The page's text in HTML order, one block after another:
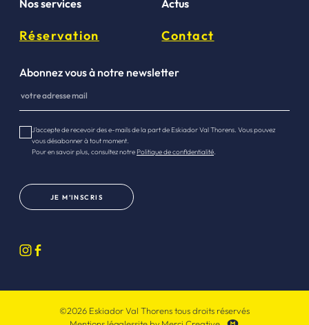
Nos services
Actus
Réservation Contact
Abonnez vous à notre newsletter
JE M’INSCRIS
J’accepte de recevoir des e-mails de la part de Eskiador Val Thorens. Vous pouvez
vous désabonner à tout moment.
Pour en savoir plus, consultez notre Politique de confidentialité.
©2026 Eskiador Val Thorens tous droits réservés